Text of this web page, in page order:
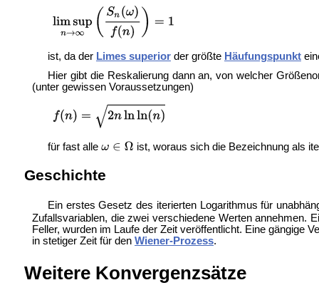
ist, da der Limes superiorder größte Häufungspunkt
Hier gibt die Reskalierung dann an, von welcher
(unter gewissen Voraussetzungen)
für fast alle ist, woraus sich die Bezeichnung als
Geschichte
Ein erstes Gesetz des iterierten Logarithmus für
Zufallsvariablen, die zwei verschiedene Werten annehmen.
Feller, wurden im Laufe der Zeit veröffentlicht. Eine gängige
in stetiger Zeit für den Wiener-Prozess.
Weitere Konvergenzsätze